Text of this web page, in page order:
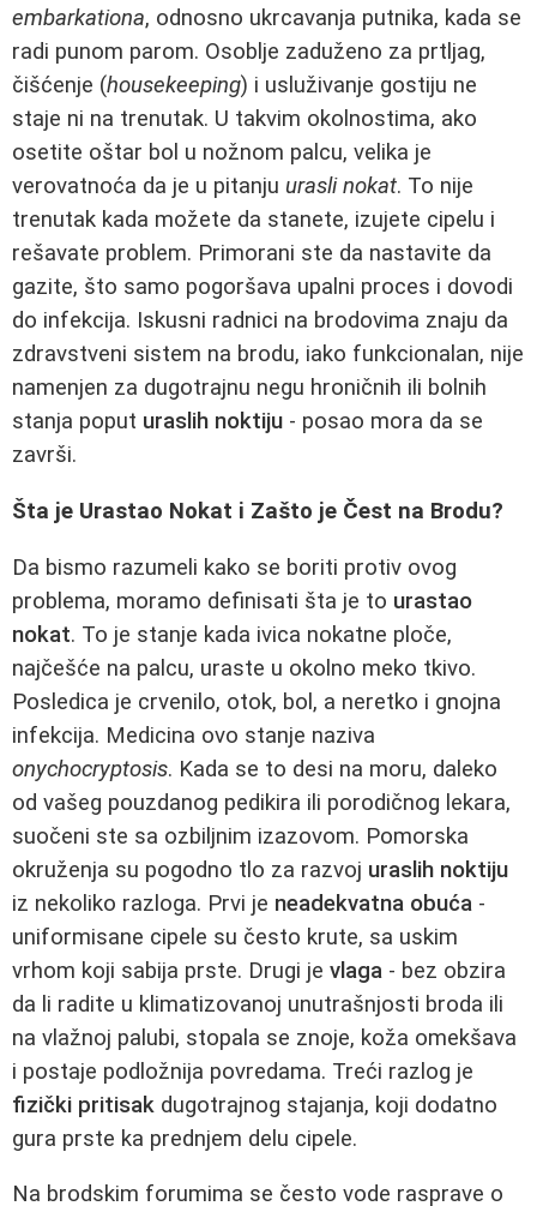
embarkationa, odnosno ukrcavanja putnika, kada se
radi punom parom. Osoblje zaduženo za prtljag,
čišćenje (housekeeping) i usluživanje gostiju ne
staje ni na trenutak. U takvim okolnostima, ako
osetite oštar bol u nožnom palcu, velika je
verovatnoća da je u pitanju urasli nokat. To nije
trenutak kada možete da stanete, izujete cipelu i
rešavate problem. Primorani ste da nastavite da
gazite, što samo pogoršava upalni proces i dovodi
do infekcija. Iskusni radnici na brodovima znaju da
zdravstveni sistem na brodu, iako funkcionalan, nije
namenjen za dugotrajnu negu hroničnih ili bolnih
stanja poput uraslih noktiju - posao mora da se
završi.
Šta je Urastao Nokat i Zašto je Čest na Brodu?
Da bismo razumeli kako se boriti protiv ovog
problema, moramo definisati šta je to urastao
nokat. To je stanje kada ivica nokatne ploče,
najčešće na palcu, uraste u okolno meko tkivo.
Posledica je crvenilo, otok, bol, a neretko i gnojna
infekcija. Medicina ovo stanje naziva
onychocryptosis. Kada se to desi na moru, daleko
od vašeg pouzdanog pedikira ili porodičnog lekara,
suočeni ste sa ozbiljnim izazovom. Pomorska
okruženja su pogodno tlo za razvoj uraslih noktiju
iz nekoliko razloga. Prvi je neadekvatna obuća -
uniformisane cipele su često krute, sa uskim
vrhom koji sabija prste. Drugi je vlaga - bez obzira
da li radite u klimatizovanoj unutrašnjosti broda ili
na vlažnoj palubi, stopala se znoje, koža omekšava
i postaje podložnija povredama. Treći razlog je
fizički pritisak dugotrajnog stajanja, koji dodatno
gura prste ka prednjem delu cipele.
Na brodskim forumima se često vode rasprave o